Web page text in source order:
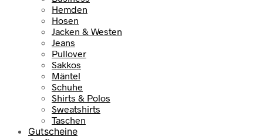
Hemden
Hosen
Jacken & Westen
Jeans
Pullover
Sakkos
Mäntel
Schuhe
Shirts & Polos
Sweatshirts
Taschen
Gutscheine